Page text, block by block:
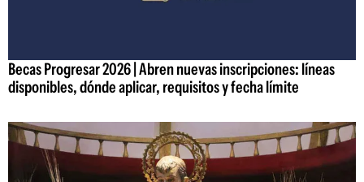
Becas Progresar 2026 | Abren nuevas inscripciones: líneas
disponibles, dónde aplicar, requisitos y fecha límite